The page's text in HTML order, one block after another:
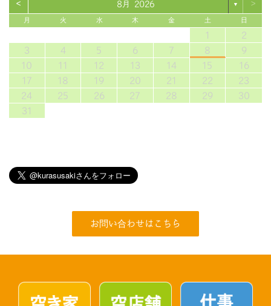
< 8月 2026 ▼ >
月 火 水 木 金 土 日
1
2
3
4 5 6 7 8
9
10
11 12 13 14 15
16
17
18 19 20 21 22
23
24
25 26 27 28 29
30
31
お問い合わせはこちら